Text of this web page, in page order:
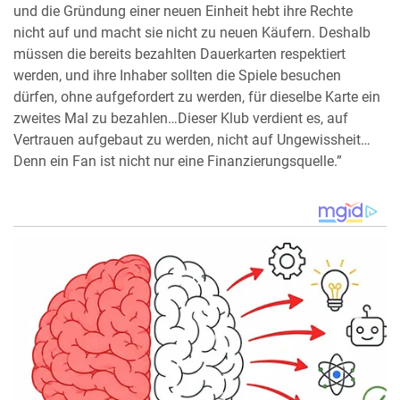
und die Gründung einer neuen Einheit hebt ihre Rechte
nicht auf und macht sie nicht zu neuen Käufern. Deshalb
müssen die bereits bezahlten Dauerkarten respektiert
werden, und ihre Inhaber sollten die Spiele besuchen
dürfen, ohne aufgefordert zu werden, für dieselbe Karte ein
zweites Mal zu bezahlen…Dieser Klub verdient es, auf
Vertrauen aufgebaut zu werden, nicht auf Ungewissheit…
Denn ein Fan ist nicht nur eine Finanzierungsquelle.”